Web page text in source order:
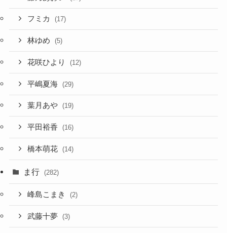
フミカ (17)
林ゆめ (5)
花咲ひより (12)
平嶋夏海 (29)
葉月あや (19)
平田裕香 (16)
橋本萌花 (14)
ま行 (282)
峰島こまき (2)
武藤十夢 (3)